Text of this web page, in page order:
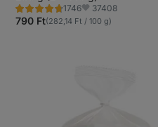
1746
Értékelés
4.8/5,
Kedvencek
37408
790 Ft(282,14 Ft / 100 g)